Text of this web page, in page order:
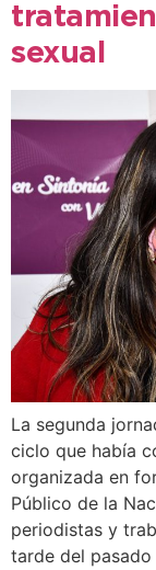
sexual
La segunda
ciclo que había
organizada en
Público de la
periodistas y
tarde del